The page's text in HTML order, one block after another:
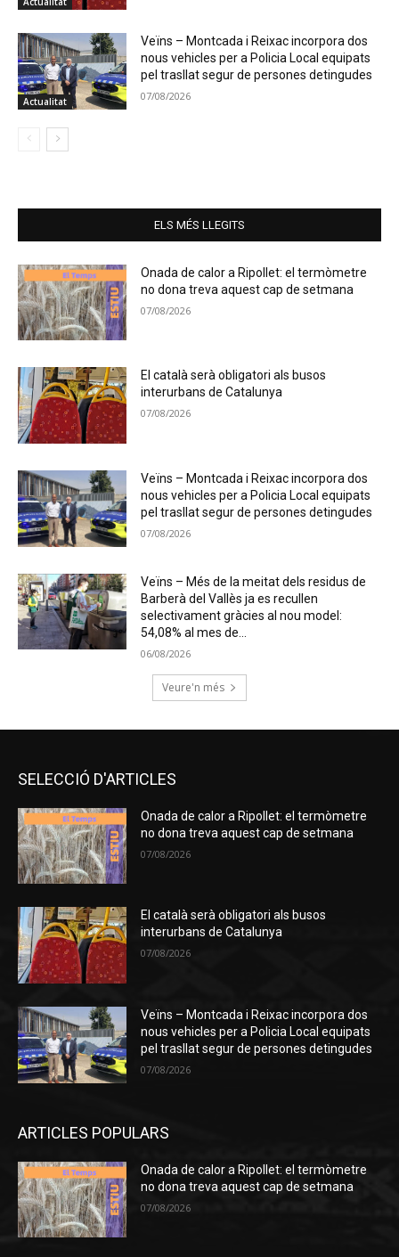
Actualitat
Veïns – Montcada i Reixac incorpora dos
nous vehicles per a Policia Local equipats
pel trasllat segur de persones detingudes
07/08/2026
ELS MÉS LLEGITS
Onada de calor a Ripollet: el termòmetre
no dona treva aquest cap de setmana
07/08/2026
El català serà obligatori als busos
interurbans de Catalunya
07/08/2026
Veïns – Montcada i Reixac incorpora dos
nous vehicles per a Policia Local equipats
pel trasllat segur de persones detingudes
07/08/2026
Veïns – Més de la meitat dels residus de
Barberà del Vallès ja es recullen
selectivament gràcies al nou model:
54,08% al mes de...
06/08/2026
Veure'n més
SELECCIÓ D'ARTICLES
Onada de calor a Ripollet: el termòmetre
no dona treva aquest cap de setmana
07/08/2026
El català serà obligatori als busos
interurbans de Catalunya
07/08/2026
Veïns – Montcada i Reixac incorpora dos
nous vehicles per a Policia Local equipats
pel trasllat segur de persones detingudes
07/08/2026
ARTICLES POPULARS
Onada de calor a Ripollet: el termòmetre
no dona treva aquest cap de setmana
07/08/2026